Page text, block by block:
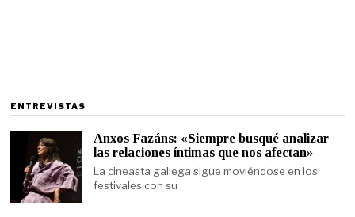
ENTREVISTAS
Anxos Fazáns: «Siempre busqué analizar
las relaciones íntimas que nos afectan»
La cineasta gallega sigue moviéndose en los
festivales con su